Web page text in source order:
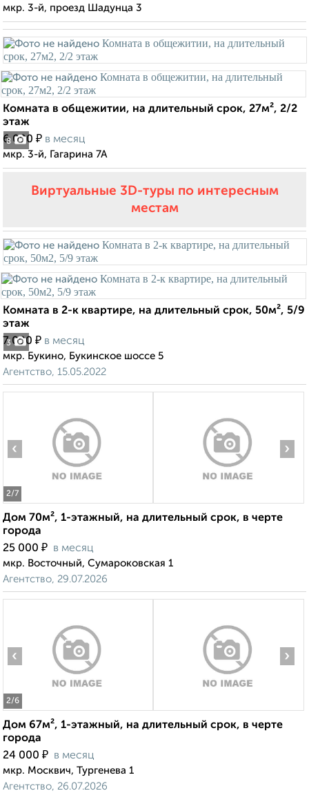
мкр. 3-й, проезд Шадунца 3
8
Комната в общежитии, на длительный срок, 27м², 2/2
этаж
6 000 ₽ в месяц
мкр. 3-й, Гагарина 7А
Виртуальные 3D-туры по интересным
местам
3
Комната в 2-к квартире, на длительный срок, 50м², 5/9
этаж
7 000 ₽ в месяц
мкр. Букино, Букинское шоссе 5
Агентство, 15.05.2022
2/7
‹ ›
Дом 70м², 1-этажный, на длительный срок, в черте
города
25 000 ₽ в месяц
мкр. Восточный, Сумароковская 1
Агентство, 29.07.2026
2/6
‹ ›
Дом 67м², 1-этажный, на длительный срок, в черте
города
24 000 ₽ в месяц
мкр. Москвич, Тургенева 1
Агентство, 26.07.2026